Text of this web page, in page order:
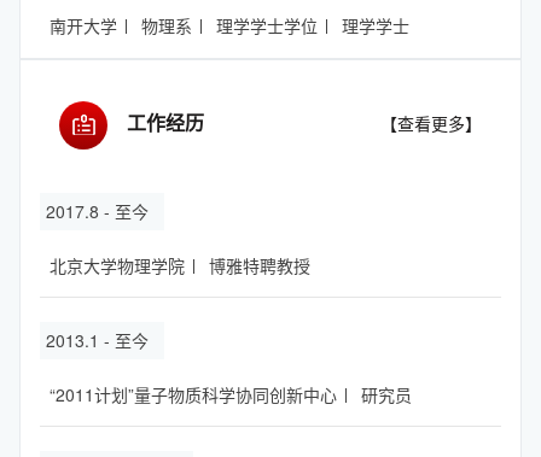
南开大学 物理系 理学学士学位 理学学士
工作经历 【查看更多】
2017.8 - 至今
北京大学物理学院 博雅特聘教授
2013.1 - 至今
“2011计划”量子物质科学协同创新中心 研究员